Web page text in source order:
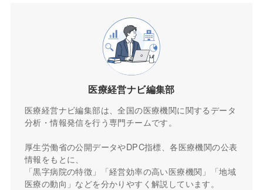
医療経営ナビ編集部
医療経営ナビ編集部は、全国の医療機関に関するデータ
分析・情報発信を行う専門チームです。
厚生労働省の公開データやDPC指標、各医療機関の公表
情報をもとに、
「黒字病院の特徴」「経営効率の高い医療機関」「地域
医療の動向」などを分かりやすく解説しています。